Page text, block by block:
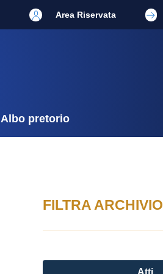
Area Riservata
Albo pretorio
FILTRA ARCHIVIO
Atti